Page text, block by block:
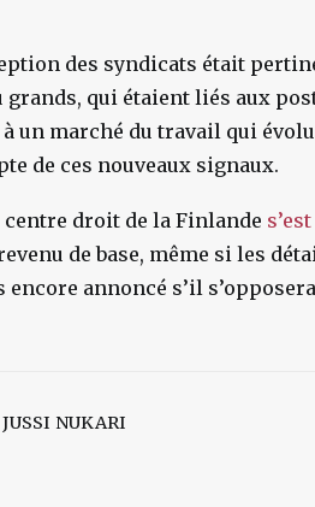
des syndicats était
qui étaient liés aux
un marché du travail qui
de ces nouveaux signaux.
centre droit de la Finlande
de base, même si les
encore annoncé s’il
JUSSI NUKARI